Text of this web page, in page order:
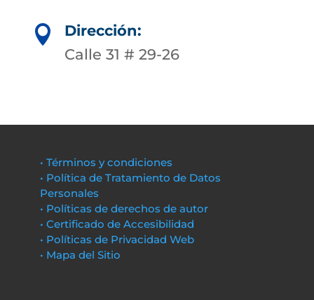

Dirección:
Calle 31 # 29-26
• Términos y condiciones
• Política de Tratamiento de Datos
Personales
• Políticas de derechos de autor
• Certificado de Accesibilidad
• Políticas de Privacidad Web
• Mapa del Sitio